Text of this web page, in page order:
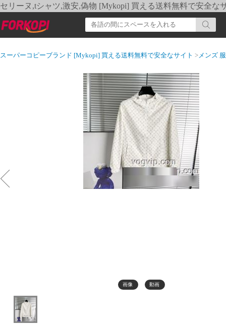
セリーヌ,tシャツ,激安,偽物 [Mykopi] 買える送料無料で安全な
スーパーコピーブランド [Mykopi] 買える送料無料で安全なサイト >メンズ 服
画像 動画